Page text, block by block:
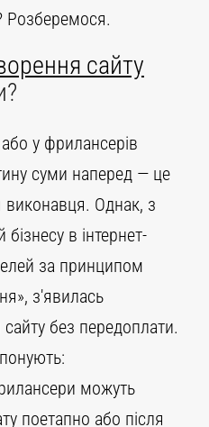
Розберемося.
сайту
у фрилансерів
суми наперед — це
виконавця. Однак, з
в інтернет-
за принципом
з'явилась
без передоплати.
можуть
поетапно або після